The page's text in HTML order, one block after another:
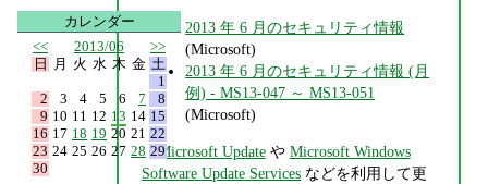
2013 年 6 月のセキュリティ情報
(Microsoft)
2013 年 6 月のセキュリティ情報 (月
例) - MS13-047 ～ MS13-051
(Microsoft)
Microsoft Updateや Microsoft Windows
Software Update Services などを利用して更
カレンダー
<<
2013/06
>>
日
月 火 水 木 金 土
1
2
3 4 5 6 7
8
9 10 11 12 13 14 15
16 17 18 19 20 21 22
23 24 25 26 27 28 29
30